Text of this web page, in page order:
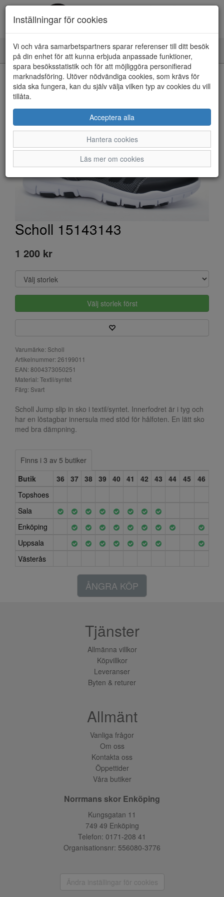
Toggle
navigation
HEM
Scholl 15143143
1 200 kr
Välj storlek först
Varumärke: Scholl
Artikelnummer: 26199011
EAN: 8004373050251
Material: Textil/syntet
Färg: Svart
Scholl Jump slip in sko i textil/syntet. Innerfodret är i tyg och
har en löstagbar innersula med stöd för hålfoten. En lätt sko
med bra dämpning.
Finns i 3 av 5 butiker
Butik
36 37 38 39 40 41 42 43 44 45
46
Topshoes
Sala
Enköping
Uppsala
Västerås
ÅNGRA KÖP
Inställningar för cookies
Vi och våra samarbetspartners sparar referenser till ditt besök
på din enhet för att kunna erbjuda anpassade funktioner,
spara besöksstatistik och för att möjliggöra personifierad
marknadsföring. Utöver nödvändiga cookies, som krävs för
sida ska fungera, kan du själv välja vilken typ av cookies du vill
tillåta.
Acceptera alla
Hantera cookies
Läs mer om cookies
Tjänster
Allmänna villkor
Köpvillkor
Leveranser
Byten & returer
Allmänt
Vanliga frågor
Om oss
Kontakta oss
Öppettider
Våra butiker
Norrmans skor Enköping
Kungsgatan 11
749 49 Enköping
Telefon: 0171-208 41
Organisationsnr: 556080-3776
Ändra inställingar för cookies